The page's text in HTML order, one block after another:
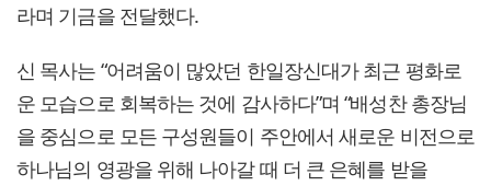
라며 기금을 전달했다.
신 목사는 “어려움이 많았던 한일장신대가 최근 평화로
운 모습으로 회복하는 것에 감사하다”며 “배성찬 총장님
을 중심으로 모든 구성원들이 주안에서 새로운 비전으로
하나님의 영광을 위해 나아갈 때 더 큰 은혜를 받을